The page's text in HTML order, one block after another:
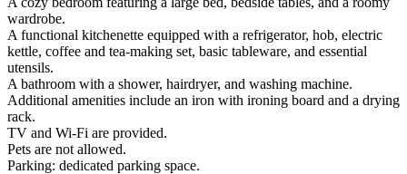
wardrobe.
A functional kitchenette equipped with a refrigerator, hob, electric
kettle, coffee and tea-making set, basic tableware, and essential
utensils.
A bathroom with a shower, hairdryer, and washing machine.
Additional amenities include an iron with ironing board and a drying
rack.
TV and Wi-Fi are provided.
Pets are not allowed.
Parking: dedicated parking space.